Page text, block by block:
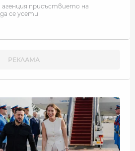
присъствието на
се усети